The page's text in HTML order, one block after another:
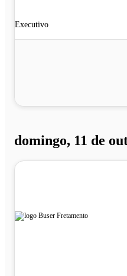
Executivo
domingo, 11 de